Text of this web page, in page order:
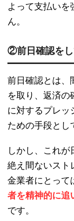
よって支払いを
ん。
②前日確認をし
前日確認とは、
を取り、返済の
に対するプレッ
ための手段とし
しかし、これ
絶え間ないスト
金業者にとって
者を精神的に追
です。